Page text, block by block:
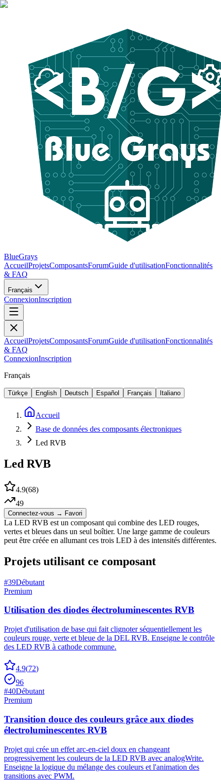
BlueGrays
AccueilProjetsComposantsForumGuide d'utilisationFonctionnalités
& FAQ
Français
ConnexionInscription
AccueilProjetsComposantsForumGuide d'utilisationFonctionnalités
& FAQ
ConnexionInscription
Français
Türkçe English Deutsch Español Français Italiano
Accueil
Base de données des composants électroniques
Led RVB
Led RVB
4.9(68)
49
Connectez-vous → Favori
La LED RVB est un composant qui combine des LED rouges,
vertes et bleues dans un seul boîtier. Une large gamme de couleurs
peut être créée en allumant ces trois LED à des intensités différentes.
Projets utilisant ce composant
#39Débutant
Premium
Utilisation des diodes électroluminescentes RVB
Projet d'utilisation de base qui fait clignoter séquentiellement les
couleurs rouge, verte et bleue de la DEL RVB. Enseigne le contrôle
des LED RVB à cathode commune.
4.9(72)
96
#40Débutant
Premium
Transition douce des couleurs grâce aux diodes
électroluminescentes RVB
Projet qui crée un effet arc-en-ciel doux en changeant
progressivement les couleurs de la LED RVB avec analogWrite.
Enseigne la logique du mélange des couleurs et l'animation des
transitions avec PWM.